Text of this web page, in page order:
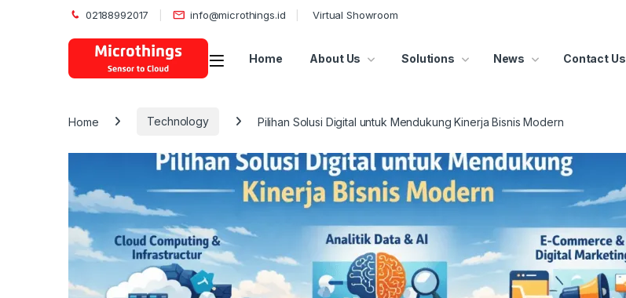
02188992017 info@microthings.id Virtual Showroom
Open Home About Us Solutions News Contact Us
Home Technology Pilihan Solusi Digital untuk Mendukung Kinerja Bisnis Modern